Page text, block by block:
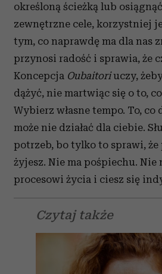
określoną ścieżką lub
zewnętrzne cele, korzystniej
tym, co naprawdę ma dla nas
przynosi radość i sprawia, że
Koncepcja Oubaitoriuczy,
dążyć, nie martwiąc się o to,
Wybierz własne tempo. To, co
może nie działać dla ciebie.
potrzeb, bo tylko to sprawi, że
żyjesz. Nie ma pośpiechu. Nie
procesowi życia i ciesz się
Czytaj także